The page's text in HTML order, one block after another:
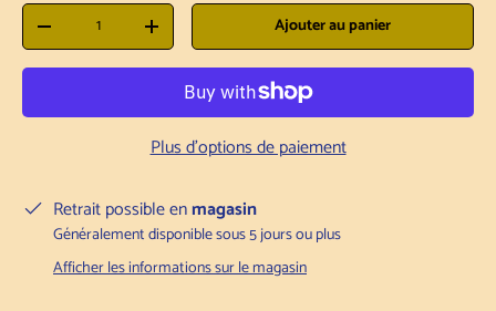
Qté
Diminuer la quantitéAugmenter la quantitéAjouter au panier
Plus d'options de paiement
Retrait possible enmagasin
Généralement disponible sous 5 jours ou plus
Afficher les informations sur le magasin